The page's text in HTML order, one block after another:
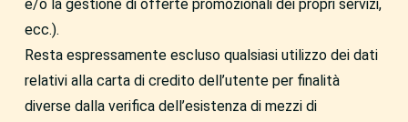
e/o la gestione di offerte promozionali dei propri servizi,
ecc.).
Resta espressamente escluso qualsiasi utilizzo dei dati
relativi alla carta di credito dell’utente per finalità
diverse dalla verifica dell’esistenza di mezzi di